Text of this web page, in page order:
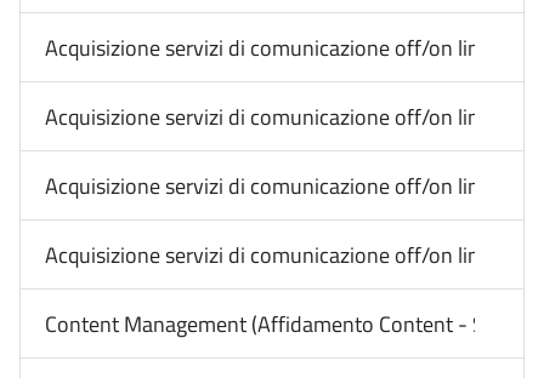
Acquisizione servizi di comunicazione off/on line
Acquisizione servizi di comunicazione off/on line
Acquisizione servizi di comunicazione off/on line
Acquisizione servizi di comunicazione off/on line
Content Management (Affidamento Content - Social)